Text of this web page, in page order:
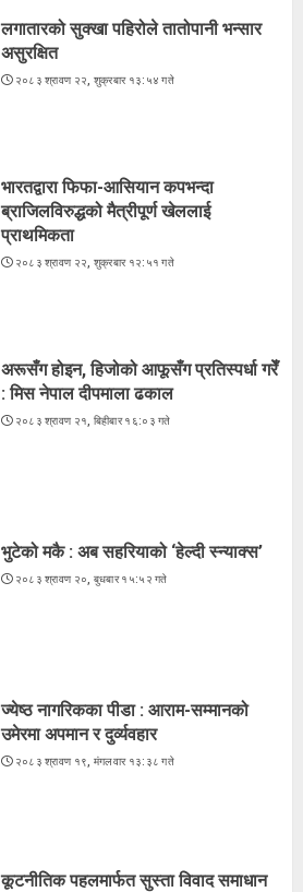
लगातारको सुक्खा पहिरोले तातोपानी भन्सार
असुरक्षित
२०८३ श्रावण २२, शुक्रबार १३:५४ गते
भारतद्वारा फिफा-आसियान कपभन्दा
ब्राजिलविरुद्धको मैत्रीपूर्ण खेललाई
प्राथमिकता
२०८३ श्रावण २२, शुक्रबार १२:५१ गते
अरूसँग होइन, हिजोको आफूसँग प्रतिस्पर्धा गरेँ
: मिस नेपाल दीपमाला ढकाल
२०८३ श्रावण २१, बिहीबार १६:०३ गते
भुटेको मकै : अब सहरियाको ‘हेल्दी स्न्याक्स’
२०८३ श्रावण २०, बुधबार १५:५२ गते
ज्येष्ठ नागरिकका पीडा : आराम-सम्मानको
उमेरमा अपमान र दुर्व्यवहार
२०८३ श्रावण १९, मंगलवार १३:३८ गते
कूटनीतिक पहलमार्फत सुस्ता विवाद समाधान